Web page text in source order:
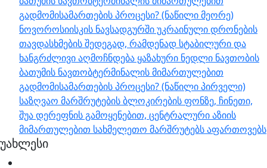
გადმომისამართების პროცესი? (ნაწილი მეორე)
ნოვოროსიისკის ნავსადგურში უკრაინული დრონების
თავდასხმების შედეგად, რამდენად სტაბილური და
ხანგრძლივი აღმოჩნდება ყაზახური ნედლი ნავთობის
ბათუმის ნავთობტერმინალის მიმართულებით
გადმომისამართების პროცესი? (ნაწილი პირველი)
საზღვაო მარშრუტების ბლოკირების ფონზე, ჩინეთი,
შუა დერეფნის გამოყენებით, ცენტრალური აზიის
მიმართულებით სახმელეთო მარშრუტებს აფართოვებს
უახლესი